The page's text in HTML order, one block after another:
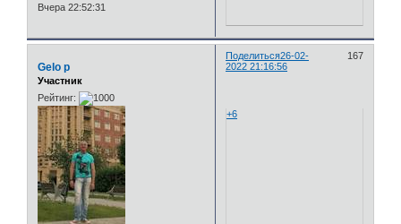
Вчера 22:52:31
Поделиться 167
26-02-
2022 21:16:56
Gelo p
Участник
Рейтинг:
+6